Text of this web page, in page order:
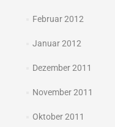
Februar 2012
Januar 2012
Dezember 2011
November 2011
Oktober 2011